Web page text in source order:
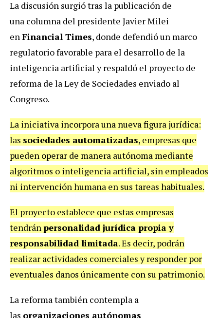
La discusión surgió tras la publicación de
una columna del presidente Javier Milei
enFinancial Times, donde defendió un marco
regulatorio favorable para el desarrollo de la
inteligencia artificial y respaldó el proyecto de
reforma de la Ley de Sociedades enviado al
Congreso.
La iniciativa incorpora una nueva figura jurídica:
las sociedades automatizadas, empresas que
pueden operar de manera autónoma mediante
algoritmos o inteligencia artificial, sin empleados
ni intervención humana en sus tareas habituales.
El proyecto establece que estas empresas
tendránpersonalidad jurídica propia y
responsabilidad limitada. Es decir, podrán
realizar actividades comerciales y responder por
eventuales daños únicamente con su patrimonio.
La reforma también contempla a
las organizaciones autónomas